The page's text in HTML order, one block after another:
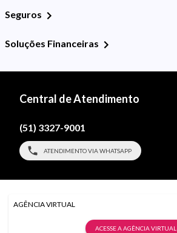
Seguros
Soluções Financeiras
Central de Atendimento
(51) 3327-9001
ATENDIMENTO VIA WHATSAPP
AGÊNCIA VIRTUAL
ACESSE A AGÊNCIA VIRTUAL